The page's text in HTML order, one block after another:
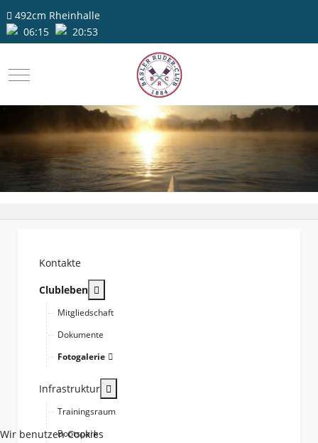
492cm Rheinhalle
06:15
20:53
Mobile Menu Toggle
Kontakte
Clubleben
Mitgliedschaft
Dokumente
Fotogalerie
Infrastruktur
Trainingsraum
Bootspark
Wir benutzen Cookies